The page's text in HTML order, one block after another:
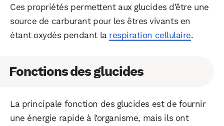
Ces propriétés permettent aux glucides d’être une
source de carburant pour les êtres vivants en
étant oxydés pendant la respiration cellulaire.
Fonctions des glucides
La principale fonction des glucides est de fournir
une énergie rapide à l’organisme, mais ils ont